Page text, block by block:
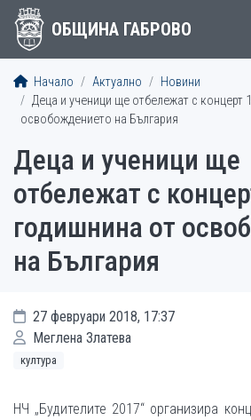
ОБЩИНА ГАБРОВО
Начало Актуално
Новини
Деца и ученици ще отбележат с концерт
освобождението на България
Деца и ученици ще
отбележат с
годишнина от
на България
27 февруари 2018, 17:37
Меглена Златева
култура
НЧ „Будителите 2017“ организира